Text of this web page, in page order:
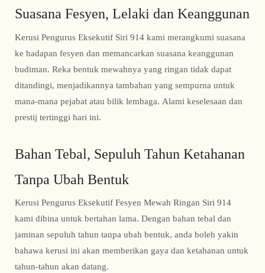
Suasana Fesyen, Lelaki dan Keanggunan
Kerusi Pengurus Eksekutif Siri 914 kami merangkumi suasana
ke hadapan fesyen dan memancarkan suasana keanggunan
budiman. Reka bentuk mewahnya yang ringan tidak dapat
ditandingi, menjadikannya tambahan yang sempurna untuk
mana-mana pejabat atau bilik lembaga. Alami keselesaan dan
prestij tertinggi hari ini.
Bahan Tebal, Sepuluh Tahun Ketahanan
Tanpa Ubah Bentuk
Kerusi Pengurus Eksekutif Fesyen Mewah Ringan Siri 914
kami dibina untuk bertahan lama. Dengan bahan tebal dan
jaminan sepuluh tahun tanpa ubah bentuk, anda boleh yakin
bahawa kerusi ini akan memberikan gaya dan ketahanan untuk
tahun-tahun akan datang.